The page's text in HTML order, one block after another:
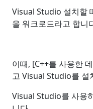
Visual Studio 설치할
을 워크로드라고 합니
이때, [C++를 사용한
고 Visual Studio를 설
Visual Studio를 사용